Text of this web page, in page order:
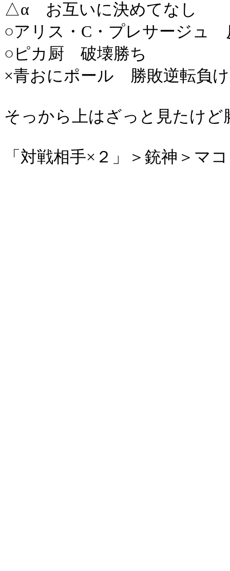
△α お互いに決めてなし
○アリス・C・プレサージュ
○ピカ厨 破壊勝ち
×青おにポール 勝敗逆転負
そっから上はざっと見たけど
「対戦相手×２」＞銃神＞マ